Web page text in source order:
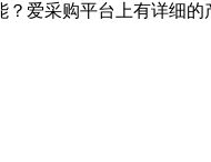
爱采购平台上有详细